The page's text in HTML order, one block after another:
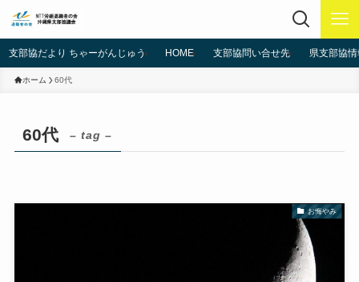
支部協だより ちゃーがんじゅう HOME 支部協問い合せ先 県支部協
ホーム 60代
60代 – tag –
お悔やみ